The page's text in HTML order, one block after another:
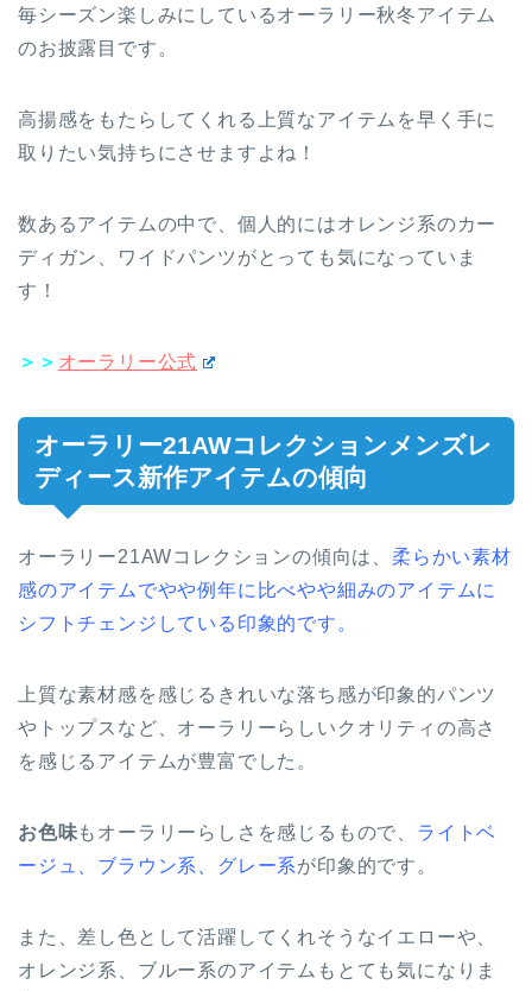
毎シーズン楽しみにしているオーラリー秋冬アイテム
のお披露目です。
高揚感をもたらしてくれる上質なアイテムを早く手に
取りたい気持ちにさせますよね！
数あるアイテムの中で、個人的にはオレンジ系のカー
ディガン、ワイドパンツがとっても気になっていま
す！
＞＞ オーラリー公式
オーラリー21AWコレクションメンズレ
ディース新作アイテムの傾向
オーラリー21AWコレクションの傾向は、 柔らかい素材
感のアイテムでやや例年に比べやや細みのアイテムに
シフトチェンジしている印象的です。
上質な素材感を感じるきれいな落ち感が印象的パンツ
やトップスなど、オーラリーらしいクオリティの高さ
を感じるアイテムが豊富でした。
お色味もオーラリーらしさを感じるもので、 ライトベ
ージュ、ブラウン系、グレー系が印象的です。
また、差し色として活躍してくれそうなイエローや、
オレンジ系、ブルー系のアイテムもとても気になりま